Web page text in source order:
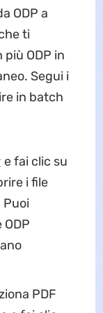
ODP a
ti
ODP in
Segui i
in batch
e fai clic su
i file
Puoi
PDF